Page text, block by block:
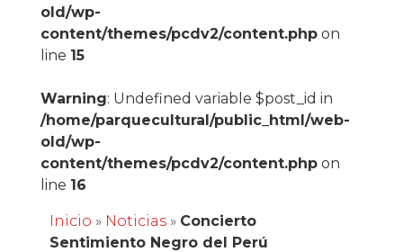
old/wp-
content/themes/pcdv2/content.phpon
line 15
Warning: Undefined variable $post_id in
/home/parquecultural/public_html/web-
old/wp-
content/themes/pcdv2/content.phpon
line 16
Inicio » Noticias» Concierto
Sentimiento Negro del Perú